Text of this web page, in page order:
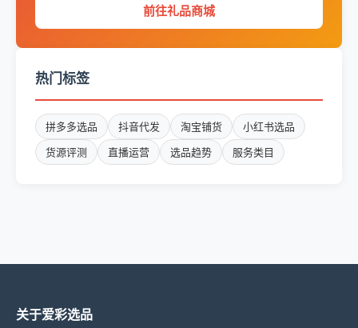
前往礼品商城
热门标签
拼多多选品 抖音代发 淘宝铺货
小红书选品
货源评测
直播运营 选品趋势 服务类目
关于爱彩选品